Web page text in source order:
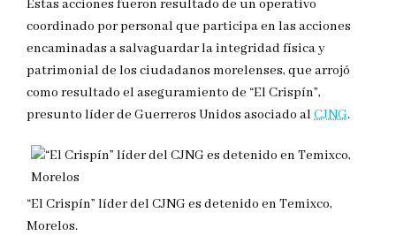
Estas acciones fueron resultado de un operativo
coordinado por personal que participa en las acciones
encaminadas a salvaguardar la integridad física y
patrimonial de los ciudadanos morelenses, que arrojó
como resultado el aseguramiento de “El Crispín”,
presunto líder de Guerreros Unidos asociado alCJNG.
“El Crispín” líder del CJNG es detenido en Temixco,
Morelos.